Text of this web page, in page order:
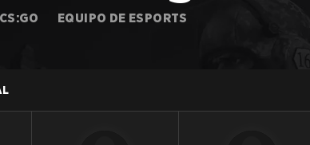
CS:GO EQUIPO DE ESPORTS